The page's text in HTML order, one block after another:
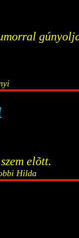
elõtt.
Hilda